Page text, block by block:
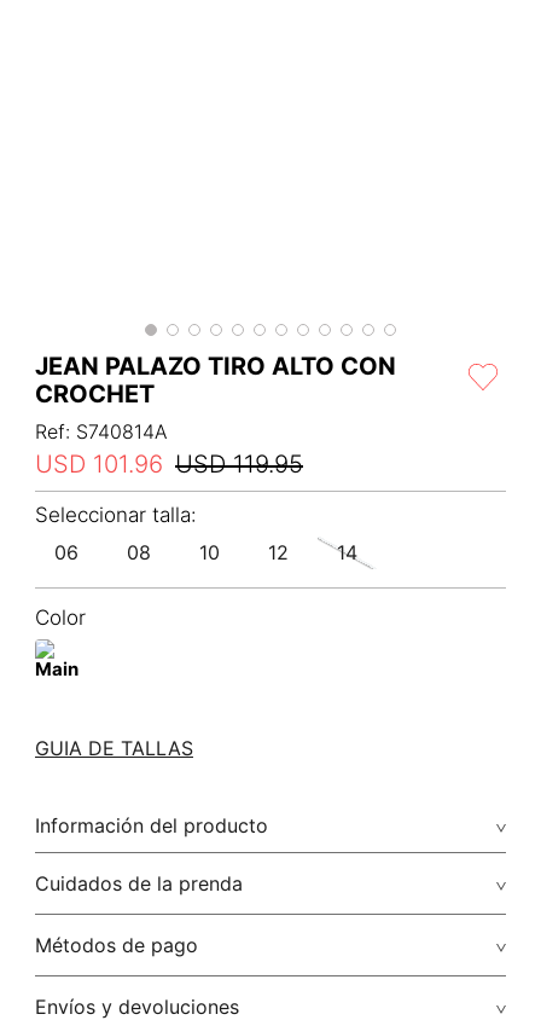
JEAN PALAZO TIRO ALTO CON
CROCHET
Ref: S740814A
USD 119.95
USD 101.96
06 08 10 12 14
Color
GUIA DE TALLAS
Información del producto
59.00% lyocell/lyocell22.00% lino/linen19.00% algodón/cotton
Cuidados de la prenda
Lavado profesional en húmedo (w) planchar con vapor
No lavar
Métodos de pago
Tarjetas de crédito: Visa, Dinners, Master Card y American
Envíos y devoluciones